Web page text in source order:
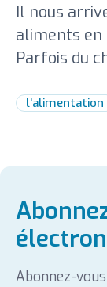
Il nous
aliments en
Parfois du
l'alimentation
Abonnez-